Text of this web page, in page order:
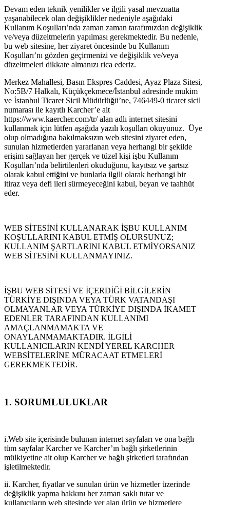
Devam eden teknik yenilikler ve ilgili yasal mevzuatta
yaşanabilecek olan değişiklikler nedeniyle aşağıdaki
Kullanım Koşulları’nda zaman zaman tarafımızdan değişiklik
ve/veya düzeltmelerin yapılması gerekmektedir. Bu nedenle,
bu web sitesine, her ziyaret öncesinde bu Kullanım
Koşulları’nı gözden geçirmenizi ve değişiklik ve/veya
düzeltmeleri dikkate almanızı rica ederiz.
Merkez Mahallesi, Basın Ekspres Caddesi, Ayaz Plaza Sitesi,
No:5B/7 Halkalı, Küçükçekmece/İstanbul adresinde mukim
ve İstanbul Ticaret Sicil Müdürlüğü’ne, 746449-0 ticaret sicil
numarası ile kayıtlı Karcher’e ait
https://www.kaercher.com/tr/ alan adlı internet sitesini
kullanmak için lütfen aşağıda yazılı koşulları okuyunuz. Üye
olup olmadığına bakılmaksızın web sitesini ziyaret eden,
sunulan hizmetlerden yararlanan veya herhangi bir şekilde
erişim sağlayan her gerçek ve tüzel kişi işbu Kullanım
Koşulları’nda belirtilenleri okuduğunu, kayıtsız ve şartsız
olarak kabul ettiğini ve bunlarla ilgili olarak herhangi bir
itiraz veya defi ileri sürmeyeceğini kabul, beyan ve taahhüt
eder.
WEB SİTESİNİ KULLANARAK İŞBU KULLANIM
KOŞULLARINI KABUL ETMİŞ OLURSUNUZ;
KULLANIM ŞARTLARINI KABUL ETMİYORSANIZ
WEB SİTESİNİ KULLANMAYINIZ.
İŞBU WEB SİTESİ VE İÇERDİĞİ BİLGİLERİN
TÜRKİYE DIŞINDA VEYA TÜRK VATANDAŞI
OLMAYANLAR VEYA TÜRKİYE DIŞINDA İKAMET
EDENLER TARAFINDAN KULLANIMI
AMAÇLANMAMAKTA VE
ONAYLANMAMAKTADIR. İLGİLİ
KULLANICILARIN KENDİ YEREL KARCHER
WEBSİTELERİNE MÜRACAAT ETMELERİ
GEREKMEKTEDİR.
1. SORUMLULUKLAR
i.Web site içerisinde bulunan internet sayfaları ve ona bağlı
tüm sayfalar Karcher ve Karcher’ın bağlı şirketlerinin
mülkiyetine ait olup Karcher ve bağlı şirketleri tarafından
işletilmektedir.
ii. Karcher, fiyatlar ve sunulan ürün ve hizmetler üzerinde
değişiklik yapma hakkını her zaman saklı tutar ve
kullanıcıların web sitesinde yer alan ürün ve hizmetlere